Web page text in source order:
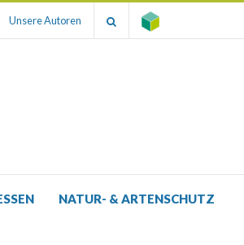
Unsere Autoren
NATUR- & ARTENSCHUTZ